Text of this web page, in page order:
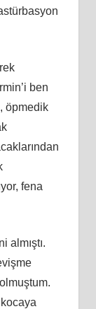
ben
öpmedik
fena
almıştı.